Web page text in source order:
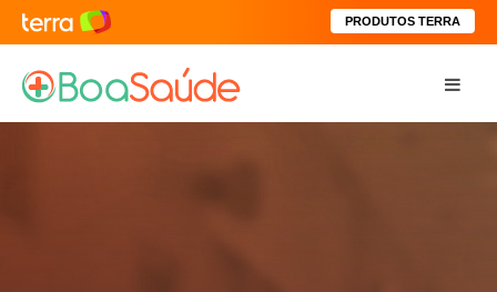
PRODUTOS TERRA